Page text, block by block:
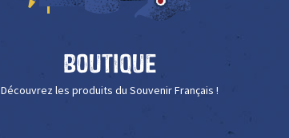
Boutique
Découvrez les produits du Souvenir Français !